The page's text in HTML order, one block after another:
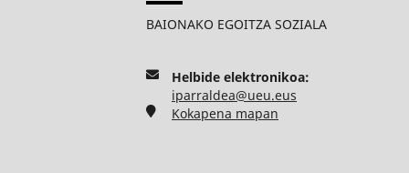
BAIONAKO EGOITZA SOZIALA
Helbide elektronikoa:
iparraldea@ueu.eus
Kokapena mapan